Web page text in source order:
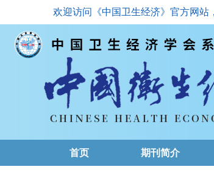
欢迎访问《中国卫生经济》官方网站
首页 期刊简介